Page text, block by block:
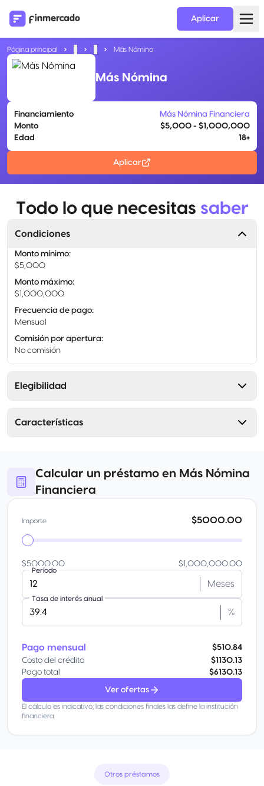
Aplicar
Página principal Más Nómina
Más Nómina
Financiamiento
Más Nómina Financiera
Monto
$5,000 - $1,000,000
Edad
18+
Aplicar
Todo lo que necesitas saber
Condiciones
Monto mínimo:
$5,000
Monto máximo:
$1,000,000
Frecuencia de pago:
Mensual
Comisión por apertura:
No comisión
Elegibilidad
Características
Calcular un préstamo en Más Nómina
Financiera
Importe $5000.00
$5000.00 $1,000,000.00
Período
Meses
Tasa de interés anual
%
Pago mensual
$510.84
Costo del crédito
$1130.13
Pago total
$6130.13
Ver ofertas
El cálculo es indicativo; las condiciones finales las define la institución
financiera.
Otros préstamos